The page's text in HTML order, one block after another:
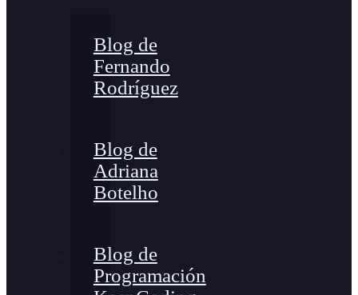
Blog de
Fernando
Rodríguez
Blog de
Adriana
Botelho
Blog de
Programación